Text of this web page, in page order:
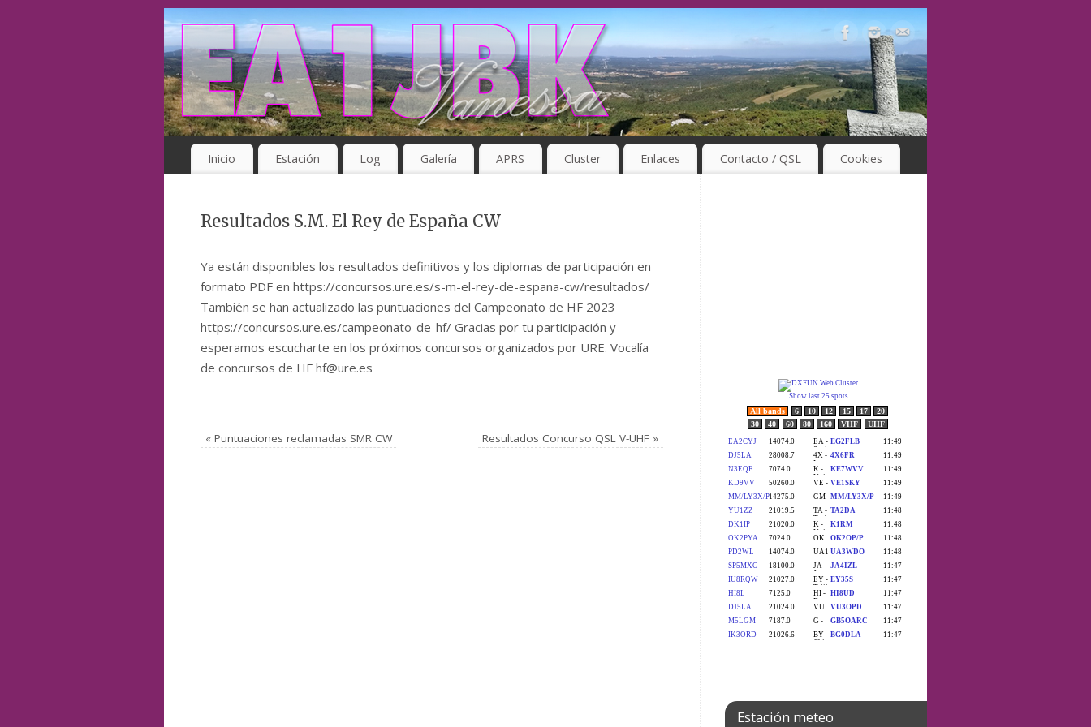
Inicio Estación Log Galería APRS Cluster Enlaces Contacto / QSL Cookies
Resultados S.M. El Rey de España CW
Ya están disponibles los resultados definitivos y los diplomas de participación en
formato PDF en https://concursos.ure.es/s-m-el-rey-de-espana-cw/resultados/
También se han actualizado las puntuaciones del Campeonato de HF 2023
https://concursos.ure.es/campeonato-de-hf/ Gracias por tu participación y
esperamos escucharte en los próximos concursos organizados por URE. Vocalía
de concursos de HF hf@ure.es
«Puntuaciones reclamadas SMR CW Resultados Concurso QSL V-UHF »
Estación meteo